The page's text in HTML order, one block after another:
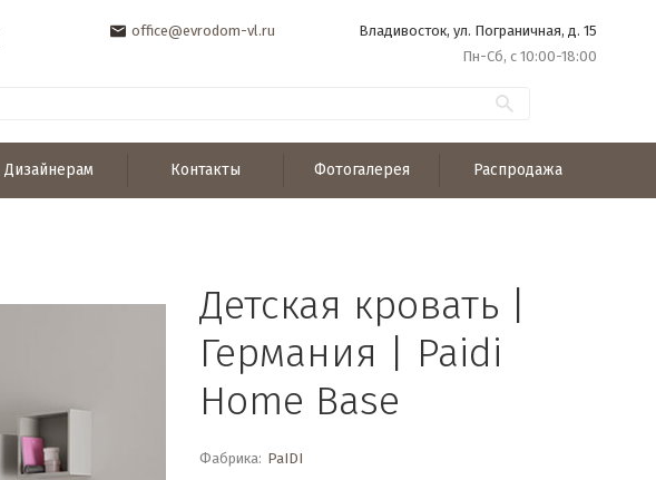
office@evrodom-vl.ru
Владивосток, ул. Пограничная, д. 15
Пн-Сб, с 10:00-18:00
Дизайнерам Контакты Фотогалерея Распродажа
Детская кровать |
Германия | Paidi
Home Base
Фабрика: PaIDI